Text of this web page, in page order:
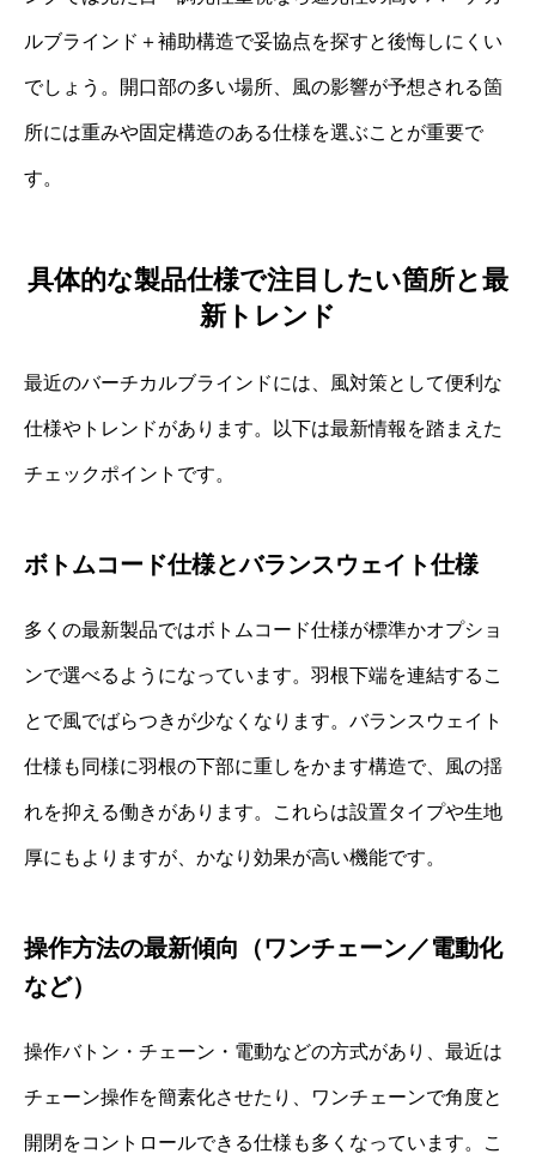
ルブラインド＋補助構造で妥協点を探すと後悔しにくい
でしょう。開口部の多い場所、風の影響が予想される箇
所には重みや固定構造のある仕様を選ぶことが重要で
す。
具体的な製品仕様で注目したい箇所と最
新トレンド
最近のバーチカルブラインドには、風対策として便利な
仕様やトレンドがあります。以下は最新情報を踏まえた
チェックポイントです。
ボトムコード仕様とバランスウェイト仕様
多くの最新製品ではボトムコード仕様が標準かオプショ
ンで選べるようになっています。羽根下端を連結するこ
とで風でばらつきが少なくなります。バランスウェイト
仕様も同様に羽根の下部に重しをかます構造で、風の揺
れを抑える働きがあります。これらは設置タイプや生地
厚にもよりますが、かなり効果が高い機能です。
操作方法の最新傾向（ワンチェーン／電動化
など）
操作バトン・チェーン・電動などの方式があり、最近は
チェーン操作を簡素化させたり、ワンチェーンで角度と
開閉をコントロールできる仕様も多くなっています。こ